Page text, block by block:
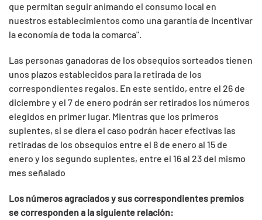
que permitan seguir animando el consumo local en
nuestros establecimientos como una garantía de incentivar
la economía de toda la comarca".
Las personas ganadoras de los obsequios sorteados tienen
unos plazos establecidos para la retirada de los
correspondientes regalos. En este sentido, entre el 26 de
diciembre y el 7 de enero podrán ser retirados los números
elegidos en primer lugar. Mientras que los primeros
suplentes, si se diera el caso podrán hacer efectivas las
retiradas de los obsequios entre el 8 de enero al 15 de
enero y los segundo suplentes, entre el 16 al 23 del mismo
mes señalado
Los números agraciados y sus correspondientes premios
se corresponden a la siguiente relación: